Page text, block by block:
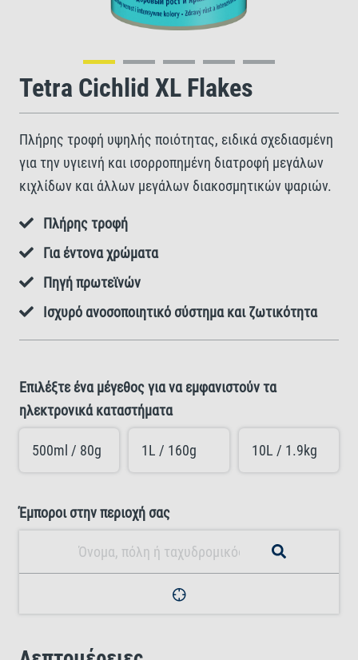
Tetra Cichlid XL Flakes
Πλήρης τροφή υψηλής ποιότητας, ειδικά σχεδιασμένη
για την υγιεινή και ισορροπημένη διατροφή μεγάλων
κιχλίδων και άλλων μεγάλων διακοσμητικών ψαριών.
Πλήρης τροφή
Για έντονα χρώματα
Πηγή πρωτεϊνών
Ισχυρό ανοσοποιητικό σύστημα και ζωτικότητα
Επιλέξτε ένα μέγεθος για να εμφανιστούν τα
ηλεκτρονικά καταστήματα
500ml / 80g 1L / 160g 10L / 1.9kg
Έμποροι στην περιοχή σας